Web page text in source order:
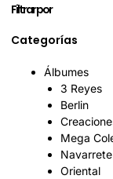
Filtrar por
Categorías
Álbumes
3 Reyes
Berlin
Mega
Navarrete
Oriental